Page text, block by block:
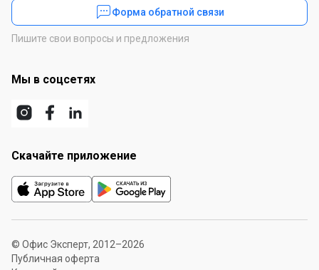
Форма обратной связи
Пишите свои вопросы и предложения
Мы в соцсетях
Скачайте приложение
© Офис Эксперт, 2012–2026
Публичная оферта